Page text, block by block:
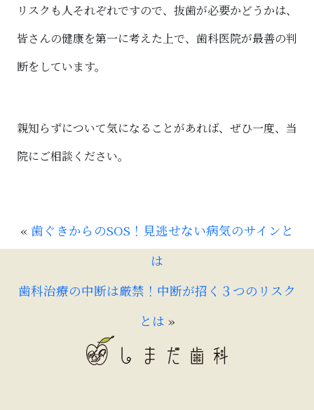
リスクも人それぞれですので、抜歯が必要かどうかは、
皆さんの健康を第一に考えた上で、歯科医院が最善の判
断をしています。
親知らずについて気になることがあれば、ぜひ一度、当
院にご相談ください。
« 歯ぐきからのSOS！見逃せない病気のサインと
は
歯科治療の中断は厳禁！中断が招く３つのリスク
とは »